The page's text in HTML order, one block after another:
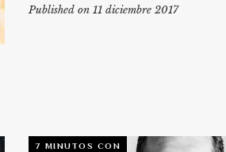
Published on 11 diciembre 2017
7 MINUTOS CON